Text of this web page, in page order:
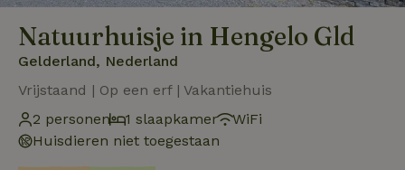
Natuurhuisje in Hengelo Gld
Gelderland, Nederland
Vrijstaand | Op een erf | Vakantiehuis
2 personen
1 slaapkamer
WiFi
Huisdieren niet toegestaan